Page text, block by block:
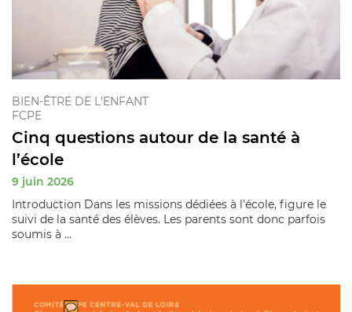
BIEN-ÊTRE DE L'ENFANT
FCPE
Cinq questions autour de la santé à
l’école
9 juin 2026
Introduction Dans les missions dédiées à l’école, figure le
suivi de la santé des élèves. Les parents sont donc parfois
soumis à ...